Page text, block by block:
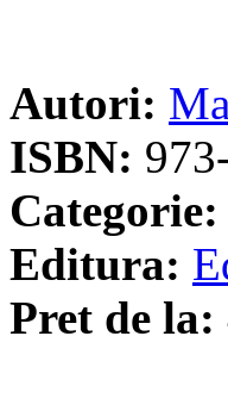
Autori:
ISBN:
Categorie:
Editura:
Pret de la: